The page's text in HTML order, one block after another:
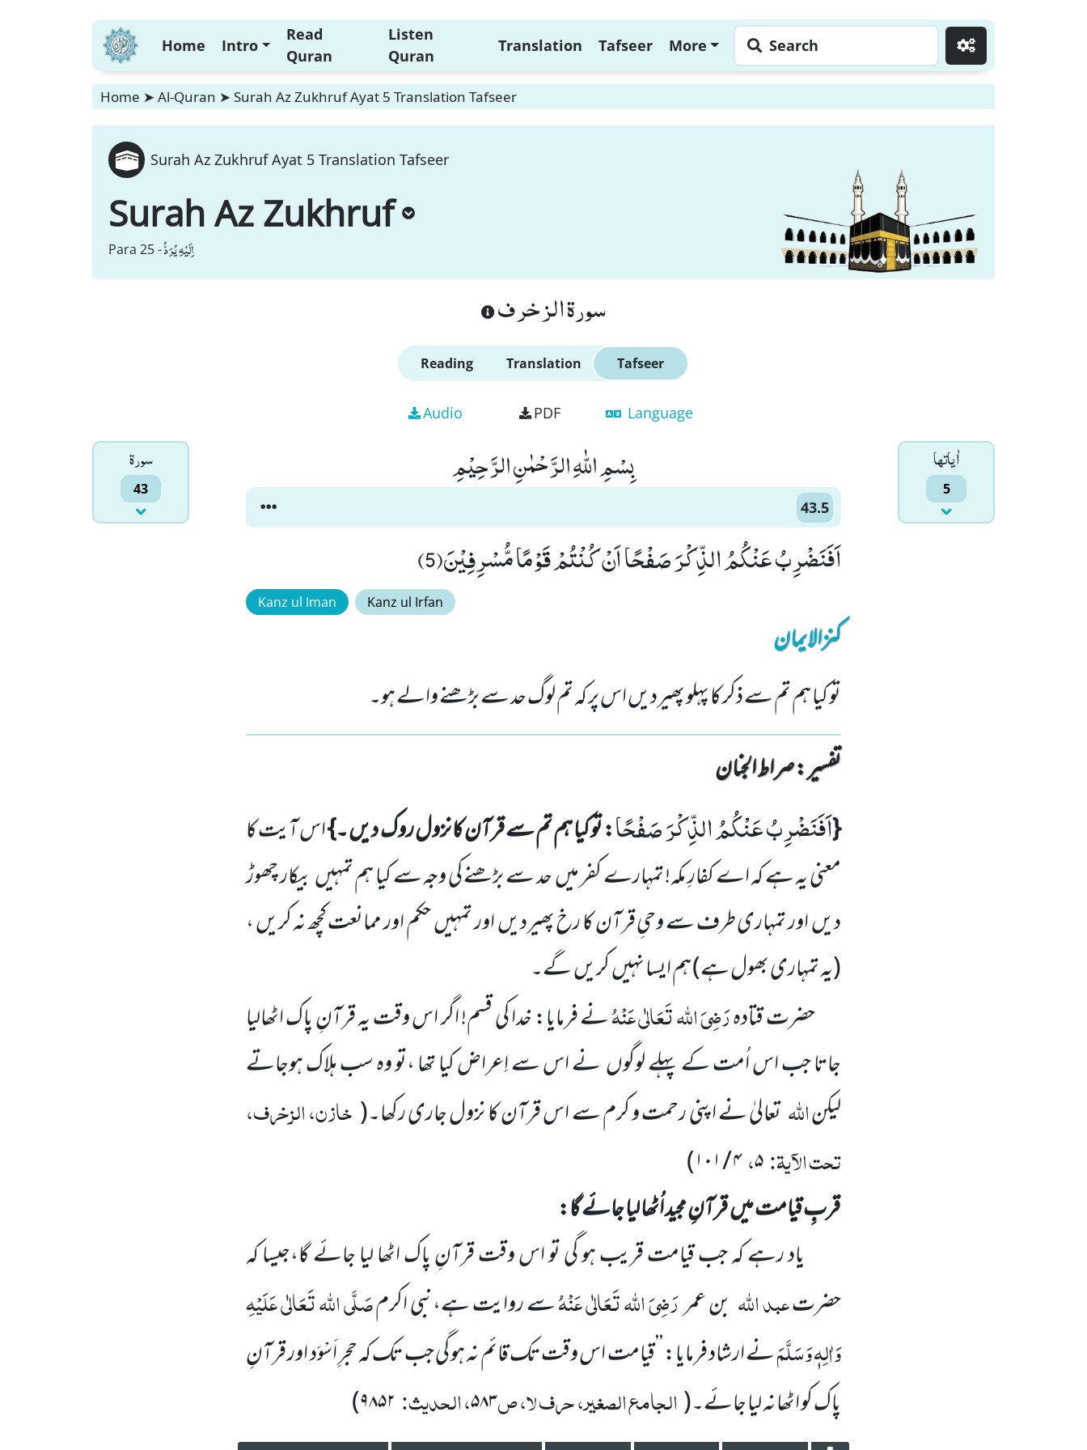
Home Intro
Read
Quran
Listen
Quran
Translation Tafseer More Search
Home ➤ Al-Quran ➤ Surah Az Zukhruf Ayat 5 Translation Tafseer
Surah Az Zukhruf Ayat 5 Translation Tafseer
Surah Az Zukhruf
Para 25 -اِلَیْهِ یُرَدُّ
سورة الزخرف
Reading Translation Tafseer
Audio PDF Language
سورۃ
43
اٰياتها
5
بِسْمِ اللّٰهِ الرَّحْمٰنِ الرَّحِیْمِ
43.5
اَفَنَضْرِبُ عَنْكُمُ الذِّكْرَ صَفْحًا اَنْ كُنْتُمْ قَوْمًا مُّسْرِفِیْنَ(5)
Kanz ul Iman Kanz ul Irfan
کنزالایمان
تو کیا ہم تم سے ذکر کا پہلو پھیردیں اس پر کہ تم لوگ حد سے بڑھنے والے ہو۔
تفسیر : ‎صراط الجنان
{اَفَنَضْرِبُ عَنْكُمُ الذِّكْرَ صَفْحًا: تو کیا ہم تم سے قرآن کا نزول روک دیں ۔}اس آیت کا
معنی یہ ہے کہ اے کفارِ مکہ! تمہارے کفر میں حد سے بڑھنے کی وجہ سے کیا ہم تمہیں بیکار چھوڑ
دیں اور تمہاری طرف سے وحیِ قرآن کا رخ پھیردیں اور تمہیں حکم اور ممانعت کچھ نہ کریں ،
(یہ تمہاری بھول ہے)ہم ایسا نہیں کریں گے۔
حضرت قتادہرَضِیَ اللہ تَعَالٰی عَنْہُنے فرمایا: خدا کی قسم! اگر اس وقت یہ قرآنِ پاک اٹھالیا
جاتا جب اس اُمت کے پہلے لوگوں نے اس سے اِعراض کیا تھا ،تو وہ سب ہلاک ہوجاتے
لیکناللہتعالیٰ نے اپنی رحمت و کرم سے اس قرآن کا نزول جاری رکھا۔( خازن، الزخرف،
تحت الآیۃ:۵،۴ / ۱۰۱
)
قربِ قیامت میں قرآنِ مجید اُٹھا لیا جائے گا:
یاد رہے کہ جب قیامت قریب ہو گی تو اس وقت قرآنِ پاک اٹھا لیا جائے گا،جیسا کہ
حضرتعبد اللہ بن عمررَضِیَ اللہ تَعَالٰی عَنْہُسے روایت ہے،نبی اکرمصَلَّی اللہ تَعَالٰی عَلَیْہِ
وَاٰلِہٖ وَسَلَّمَنے ارشاد فرمایا: ’’قیامت اس وقت تک قائم نہ ہو گی جب تک کہ حجرِ اَسْوَد اور قرآنِ
پاک کو اٹھا نہ لیا جائے۔(الجامع الصغیر، حرف لا، ص۵۸۳، الحدیث: ۹۸۵۲)